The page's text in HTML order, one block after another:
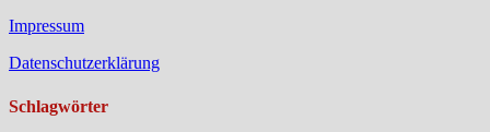
Impressum
Datenschutzerklärung
Schlagwörter